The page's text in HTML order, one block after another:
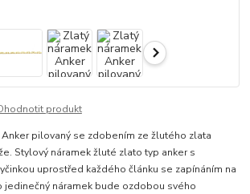
produkt
pilovaný se zdobením ze žlutého zlata
Stylový náramek žluté zlato typ anker s
uprostřed každého článku se zapínáním na
jedinečný náramek bude ozdobou svého